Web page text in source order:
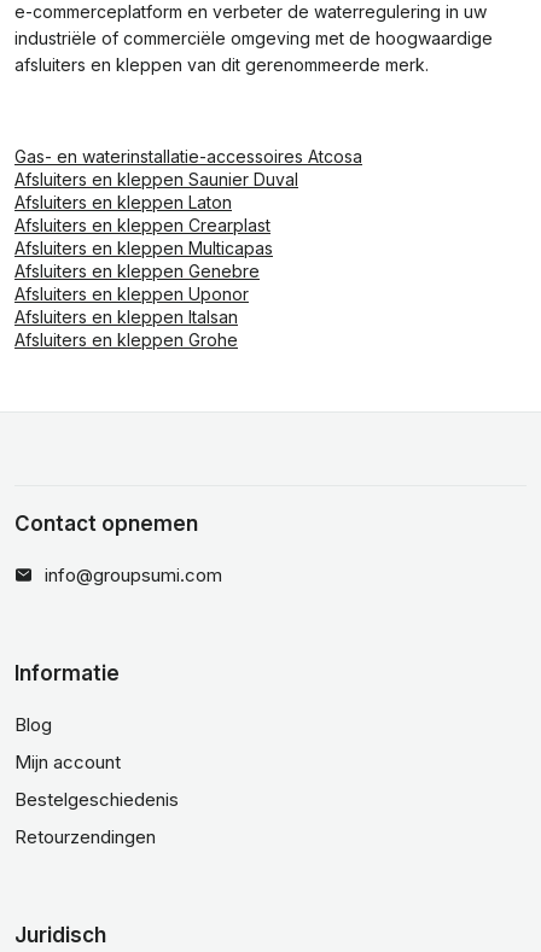
e-commerceplatform en verbeter de waterregulering in uw
industriële of commerciële omgeving met de hoogwaardige
afsluiters en kleppen van dit gerenommeerde merk.
Gas- en waterinstallatie-accessoires Atcosa
Afsluiters en kleppen Saunier Duval
Afsluiters en kleppen Laton
Afsluiters en kleppen Crearplast
Afsluiters en kleppen Multicapas
Afsluiters en kleppen Genebre
Afsluiters en kleppen Uponor
Afsluiters en kleppen Italsan
Afsluiters en kleppen Grohe
Contact opnemen
info@groupsumi.com
Informatie
Blog
Mijn account
Bestelgeschiedenis
Retourzendingen
Juridisch